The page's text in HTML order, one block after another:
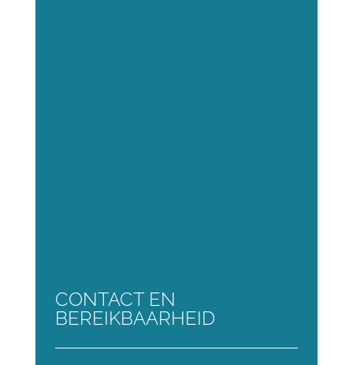
CONTACT EN
BEREIKBAARHEID